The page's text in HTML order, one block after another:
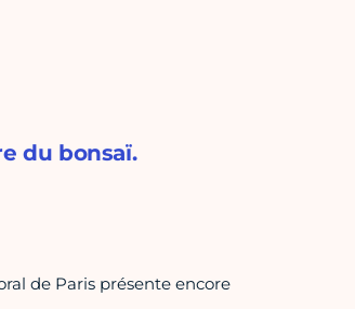
du bonsaï.
de Paris présente encore